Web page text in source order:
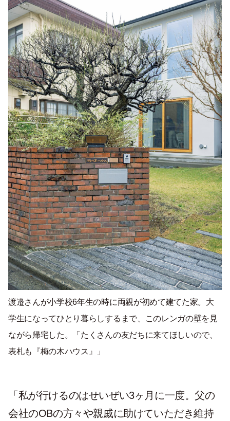
渡邉さんが小学校6年生の時に両親が初めて建てた家。大
学生になってひとり暮らしするまで、このレンガの壁を見
ながら帰宅した。「たくさんの友だちに来てほしいので、
表札も『梅の木ハウス』」
「私が行けるのはせいぜい3ヶ月に一度。父の
会社のOBの方々や親戚に助けていただき維持